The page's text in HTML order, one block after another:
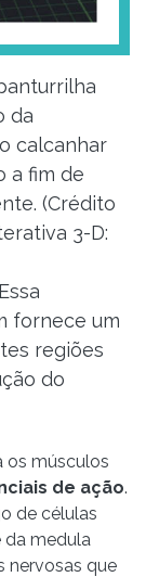
da
calcanhar
a fim de
(Crédito
3-D:
fornece um
regiões
do
os músculos
de ação.
de células
medula
nervosas que